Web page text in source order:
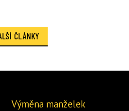
ČLÁNKY
Výměna manželek